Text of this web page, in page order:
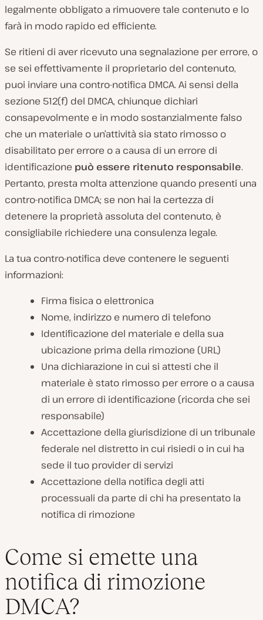
legalmente obbligato a rimuovere tale contenuto e lo
farà in modo rapido ed efficiente.
Se ritieni di aver ricevuto una segnalazione per errore, o
se sei effettivamente il proprietario del contenuto,
puoi inviare una contro-notifica DMCA. Ai sensi della
sezione 512(f) del DMCA, chiunque dichiari
consapevolmente e in modo sostanzialmente falso
che un materiale o un’attività sia stato rimosso o
disabilitato per errore o a causa di un errore di
identificazione può essere ritenuto responsabile.
Pertanto, presta molta attenzione quando presenti una
contro-notifica DMCA; se non hai la certezza di
detenere la proprietà assoluta del contenuto, è
consigliabile richiedere una consulenza legale.
La tua contro-notifica deve contenere le seguenti
informazioni:
Firma fisica o elettronica
Nome, indirizzo e numero di telefono
Identificazione del materiale e della sua
ubicazione prima della rimozione (URL)
Una dichiarazione in cui si attesti che il
materiale è stato rimosso per errore o a causa
di un errore di identificazione (ricorda che sei
responsabile)
Accettazione della giurisdizione di un tribunale
federale nel distretto in cui risiedi o in cui ha
sede il tuo provider di servizi
Accettazione della notifica degli atti
processuali da parte di chi ha presentato la
notifica di rimozione
Come si emette una
notifica di rimozione
DMCA?